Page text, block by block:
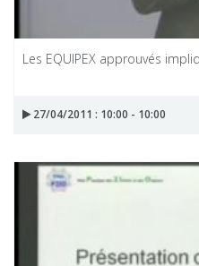
Les EQUIPEX approuvés
27/04/2011 : 10:00 - 10:00